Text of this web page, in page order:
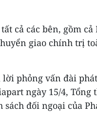
cả các bên, gồm
giao chính trị
phỏng vấn đài
ngày 15/4, Tổng
đối ngoại của